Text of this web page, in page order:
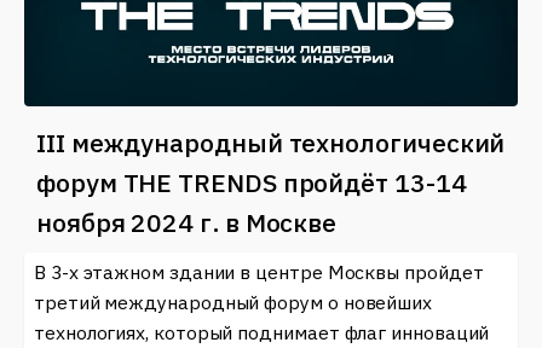
III международный технологический
форум THE TRENDS пройдёт 13-14
ноября 2024 г. в Москве
В 3-х этажном здании в центре Москвы пройдет
третий международный форум о новейших
технологиях, который поднимает флаг инноваций